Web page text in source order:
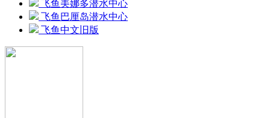
飞鱼美娜多潜水中心
飞鱼巴厘岛潜水中心
飞鱼中文旧版